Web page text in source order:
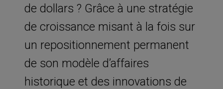
de dollars ? Grâce à une stratégie
de croissance misant à la fois sur
un repositionnement permanent
de son modèle d’affaires
historique et des innovations de